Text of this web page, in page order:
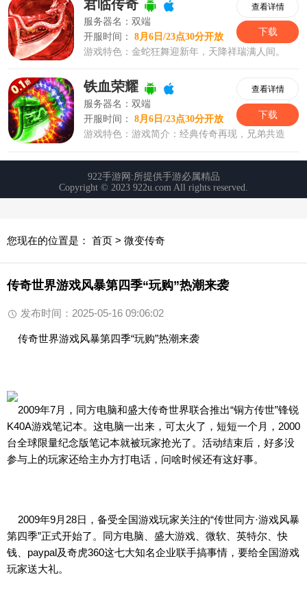
您现在的位置是： 首页 > 微变传奇
传奇世界游戏风暴第四季“玩购”热潮来袭
发布时间：2025-05-16 09:06:02
传奇世界游戏风暴第四季“玩购”热潮来袭
2009年7月，同方电脑和盛大传奇世界联合推出“铜方传世”锋锐
K40A游戏笔记本。这电脑一出来，可太火了，短短一个月，2000
台全球限量纪念版笔记本就被玩家抢光了。活动结束后，好多没
参与上的玩家还给主办方打电话，问啥时候还有这好事。
2009年9月28日，备受全国游戏玩家关注的“传世同方·游戏风暴
第四季”正式开始了。同方电脑、盛大游戏、微软、英特尔、快
钱、paypal及奇虎360这七大知名企业联手搞事情，要给全国游戏
玩家送大礼。